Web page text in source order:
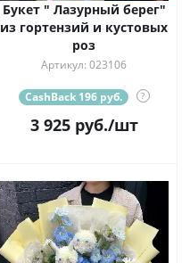
Букет " Лазурный берег"
из гортензий и кустовых
роз
Артикул: 023106
CashBack 196 руб. ?
3 925руб./шт